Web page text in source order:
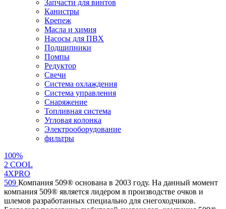
Запчасти для винтов
Канистры
Крепеж
Масла и химия
Насосы для ПВХ
Подшипники
Помпы
Редуктор
Свечи
Система охлаждения
Система управления
Снаряжение
Топливная система
Угловая колонка
Электрооборудование
фильтры
100%
2 СOOL
4XPRO
509 Компания 509® основана в 2003 году. На данный момент
компания 509® является лидером в производстве очков и
шлемов разработанных специально для снегоходчиков.